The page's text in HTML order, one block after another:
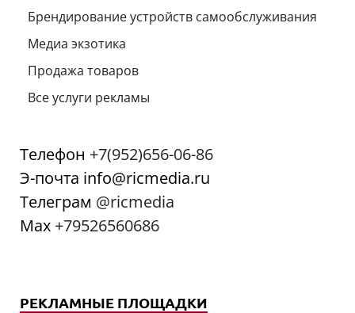
Брендирование устройств самообслуживания
Медиа экзотика
Продажа товаров
Все услуги рекламы
Телефон +7(952)656-06-86
Э-почта info@ricmedia.ru
Телеграм @ricmedia
Мах +79526560686
РЕКЛАМНЫЕ ПЛОЩАДКИ